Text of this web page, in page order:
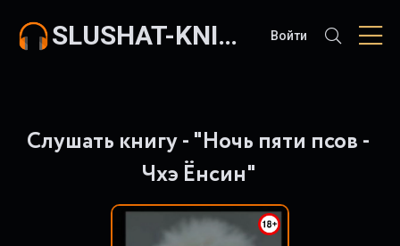
SLUSHAT-KNIGI.COM Войти
Слушать книгу - "Ночь пяти псов -
Чхэ Ёнсин"